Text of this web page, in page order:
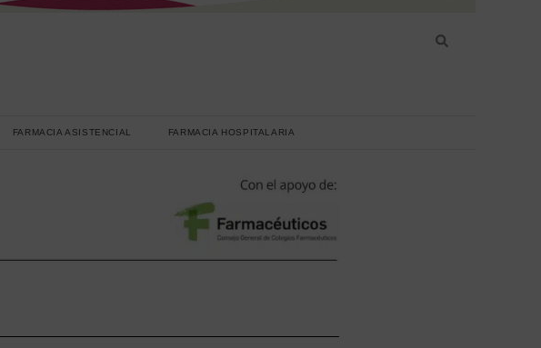
FARMACIA ASISTENCIAL FARMACIA HOSPITALARIA